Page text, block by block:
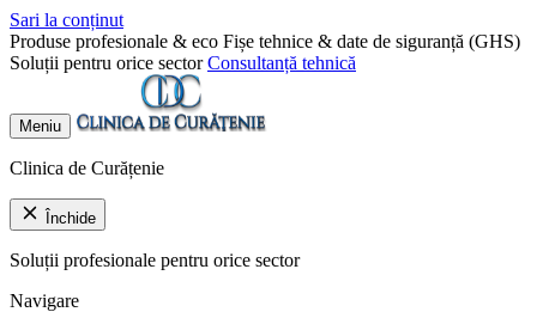
Sari la conținut
Produse profesionale & eco Fișe tehnice & date de siguranță (GHS)
Soluții pentru orice sector Consultanță tehnică
Meniu
Clinica de Curățenie
Închide
Soluții profesionale pentru orice sector
Navigare